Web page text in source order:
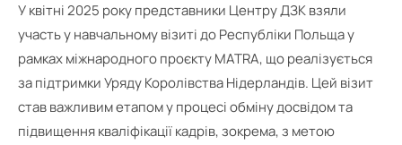
У квітні 2025 року представники Центру ДЗК взяли
участь у навчальному візиті до Республіки Польща у
рамках міжнародного проєкту MATRA, що реалізується
за підтримки Уряду Королівства Нідерландів. Цей візит
став важливим етапом у процесі обміну досвідом та
підвищення кваліфікації кадрів, зокрема, з метою